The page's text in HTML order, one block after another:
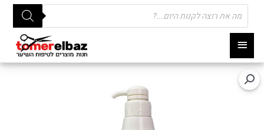
תפריט
ראשי
Products
search